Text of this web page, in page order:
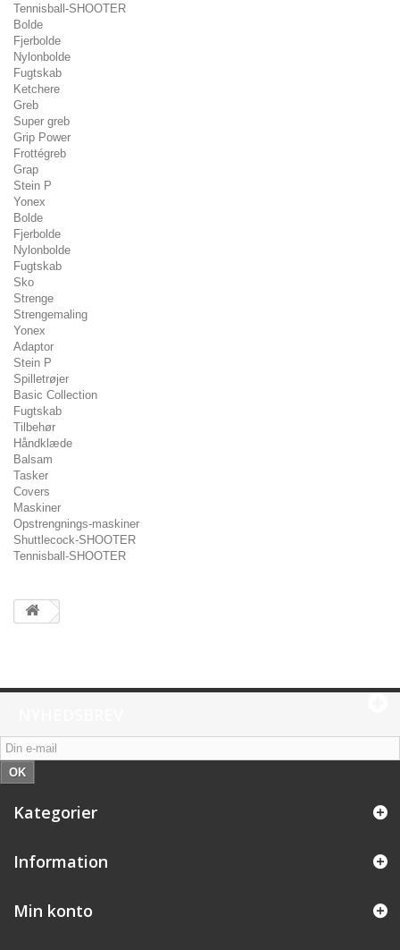
Tennisball-SHOOTER
Bolde
Fjerbolde
Nylonbolde
Fugtskab
Ketchere
Greb
Super greb
Grip Power
Frottégreb
Grap
Stein P
Yonex
Bolde
Fjerbolde
Nylonbolde
Fugtskab
Sko
Strenge
Strengemaling
Yonex
Adaptor
Stein P
Spilletrøjer
Basic Collection
Fugtskab
Tilbehør
Håndklæde
Balsam
Tasker
Covers
Maskiner
Opstrengnings-maskiner
Shuttlecock-SHOOTER
Tennisball-SHOOTER
OK
Kategorier
Information
Min konto